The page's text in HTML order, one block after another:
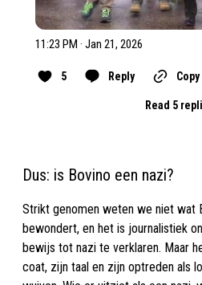
11:23 PM · Jan 21, 2026
5 Reply
Read 5
Dus: is Bovino een nazi?
Strikt genomen weten we niet wat
bewondert, en het is journalistiek
bewijs tot nazi te verklaren. Maar
coat, zijn taal en zijn optreden als